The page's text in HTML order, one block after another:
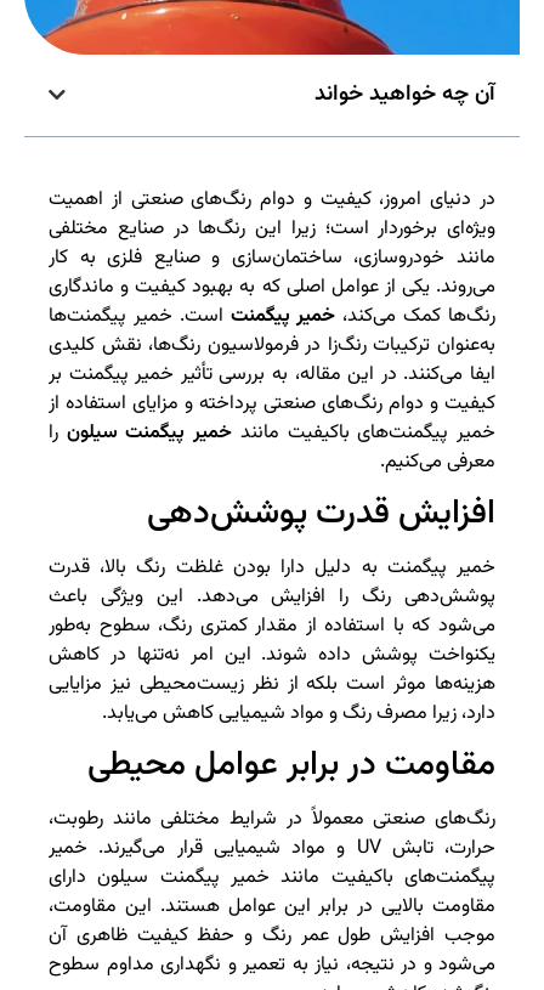
آن چه خواهید خواند
در دنیای امروز، کیفیت و دوام رنگ‌های صنعتی از اهمیت
ویژه‌ای برخوردار است؛ زیرا این رنگ‌ها در صنایع مختلفی
مانند خودروسازی، ساختمان‌سازی و صنایع فلزی به کار
می‌روند. یکی از عوامل اصلی که به بهبود کیفیت و ماندگاری
رنگ‌ها کمک می‌کند، خمیر پیگمنت است. خمیر پیگمنت‌ها
به‌عنوان ترکیبات رنگ‌زا در فرمولاسیون رنگ‌ها، نقش کلیدی
ایفا می‌کنند. در این مقاله، به بررسی تأثیر خمیر پیگمنت بر
کیفیت و دوام رنگ‌های صنعتی پرداخته و مزایای استفاده از
خمیر پیگمنت‌های باکیفیت مانند خمیر پیگمنت سیلون را
معرفی می‌کنیم.
افزایش قدرت پوشش‌دهی
خمیر پیگمنت به دلیل دارا بودن غلظت رنگ بالا، قدرت
پوشش‌دهی رنگ را افزایش می‌دهد. این ویژگی باعث
می‌شود که با استفاده از مقدار کمتری رنگ، سطوح به‌طور
یکنواخت پوشش داده شوند. این امر نه‌تنها در کاهش
هزینه‌ها موثر است بلکه از نظر زیست‌محیطی نیز مزایایی
دارد، زیرا مصرف رنگ و مواد شیمیایی کاهش می‌یابد.
مقاومت در برابر عوامل محیطی
رنگ‌های صنعتی معمولاً در شرایط مختلفی مانند رطوبت،
حرارت، تابش UV و مواد شیمیایی قرار می‌گیرند. خمیر
پیگمنت‌های باکیفیت مانند خمیر پیگمنت سیلون دارای
مقاومت بالایی در برابر این عوامل هستند. این مقاومت،
موجب افزایش طول عمر رنگ و حفظ کیفیت ظاهری آن
می‌شود و در نتیجه، نیاز به تعمیر و نگهداری مداوم سطوح